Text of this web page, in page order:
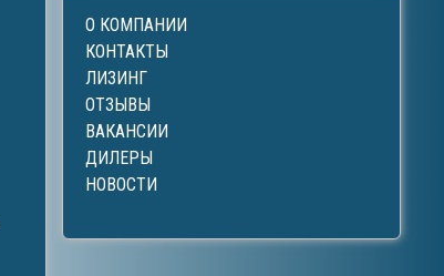
О КОМПАНИИ
КОНТАКТЫ
ЛИЗИНГ
ОТЗЫВЫ
ВАКАНСИИ
ДИЛЕРЫ
НОВОСТИ